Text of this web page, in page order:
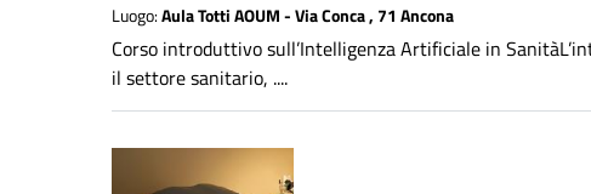
Luogo:Aula Totti AOUM - Via Conca , 71 Ancona
Corso introduttivo sull’Intelligenza Artificiale in
il settore sanitario, ....